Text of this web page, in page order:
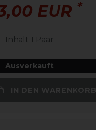
EUR *
Inhalt 1 Paar
Ausverkauft
IN DEN WARENKORB